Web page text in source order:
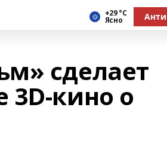
+29 °С
Ясно
сделает
кино о